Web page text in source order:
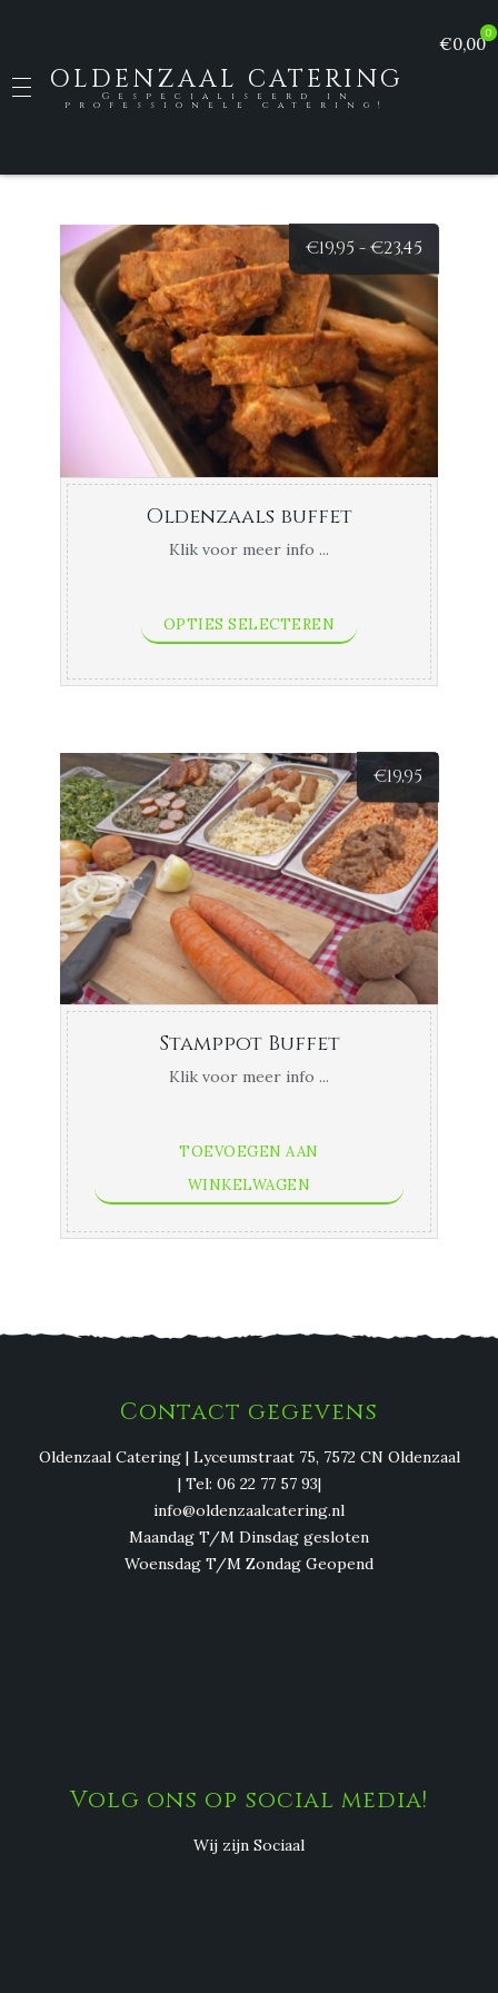
OLDENZAAL CATERING
Gespecialiseerd in
professionele catering!
0
€0,00
€19,95 -€23,45
tot
€23,45
Oldenzaals buffet
Klik voor meer info ...
OPTIES SELECTEREN
€19,95
Stamppot Buffet
Klik voor meer info ...
TOEVOEGEN AAN
WINKELWAGEN
Contact gegevens
Oldenzaal Catering | Lyceumstraat 75, 7572 CN Oldenzaal
| Tel: 06 22 77 57 93|
info@oldenzaalcatering.nl
Maandag T/M Dinsdag gesloten
Woensdag T/M Zondag Geopend
Volg ons op social media!
Wij zijn Sociaal